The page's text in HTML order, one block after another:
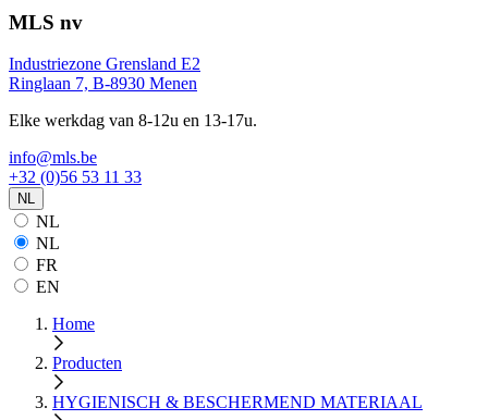
MLS nv
Industriezone Grensland E2
Ringlaan 7, B-8930 Menen
Elke werkdag van 8-12u en 13-17u.
info@mls.be
+32 (0)56 53 11 33
NL
NL
NL
FR
EN
Home
Producten
HYGIENISCH & BESCHERMEND MATERIAAL